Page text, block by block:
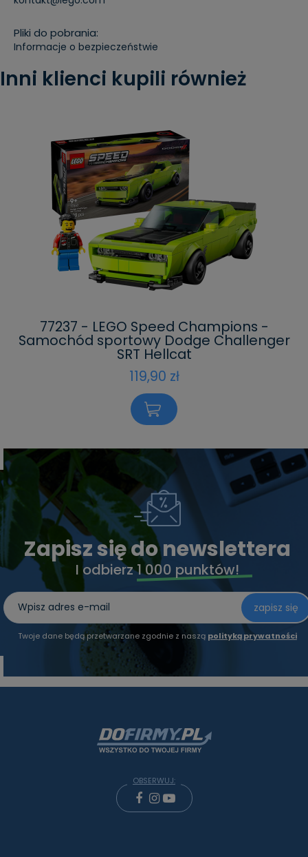
Pliki do pobrania:
Informacje o bezpieczeństwie
Inni klienci kupili również
77237 - LEGO Speed Champions -
Samochód sportowy Dodge Challenger
SRT Hellcat
119,90 zł
Zapisz się do newslettera
I odbierz1 000 punktów!
zapisz się
Twoje dane będą przetwarzane zgodnie z naszą polityką prywatności
OBSERWUJ: